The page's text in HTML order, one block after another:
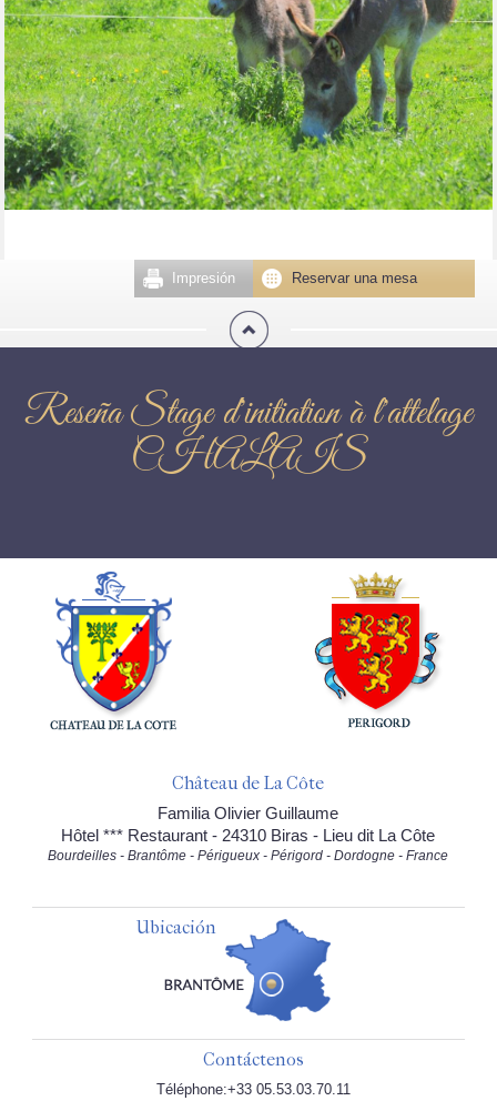
Reservar una mesa
Impresión
Reseña Stage d'initiation à l'attelage
CHALAIS
Château de La Côte
Familia Olivier Guillaume
Hôtel *** Restaurant - 24310 Biras - Lieu dit La Côte
Bourdeilles - Brantôme - Périgueux - Périgord - Dordogne - France
Ubicación
Contáctenos
Téléphone:+33 05.53.03.70.11